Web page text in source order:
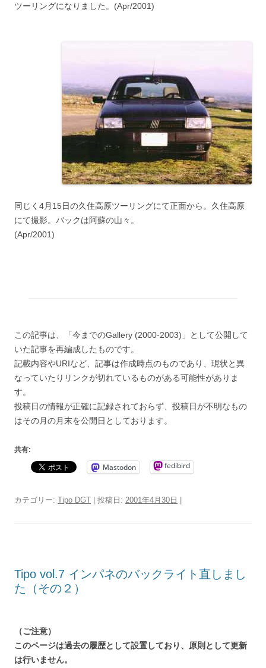
ツーリングになりました。(Apr/2001)
同じく4月15日の久住高原ツーリングにて正面から。久住高原
にて撮影。バックは阿蘇の山々。
(Apr/2001)
この記事は、「今までのGallery (2000-2003)」として公開して
いた記事を再編成したものです。
記載内容やURIなど、記事は作成時点のものであり、現状と異
なっていたりリンクが切れているものがある可能性がありま
す。
投稿日の情報が正確に記録されておらず、投稿日が不明なもの
はその月の月末を公開日としております。
共有:
Mastodon fedibird
カテゴリー: Tipo DGT | 投稿日: 2001年4月30日 |
Tipo vol.7 インパネのバックライト直しまし
た（その２）
（ご注意）
このページは過去の履歴として設置しており、原則として更新
は行いません。